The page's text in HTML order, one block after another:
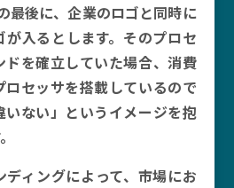
最後に、企業のロゴと同時に
入るとします。そのプロセ
ドを確立していた場合、消費
セッサを搭載しているので
ない」というイメージを抱
ディングによって、市場にお